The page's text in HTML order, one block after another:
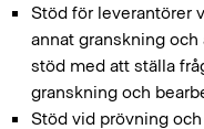
Stöd för leverantörer
annat granskning
stöd med att ställa
granskning och
Stöd vid prövning